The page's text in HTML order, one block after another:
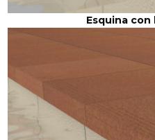
Esquina